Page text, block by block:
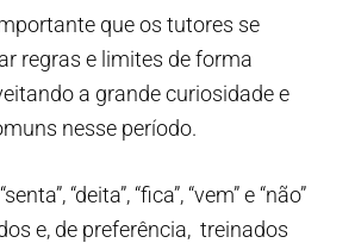
que os tutores se
regras e limites de forma
a grande curiosidade e
nesse período.
“deita”, “fica”, “vem” e “não”
e, de preferência, treinados